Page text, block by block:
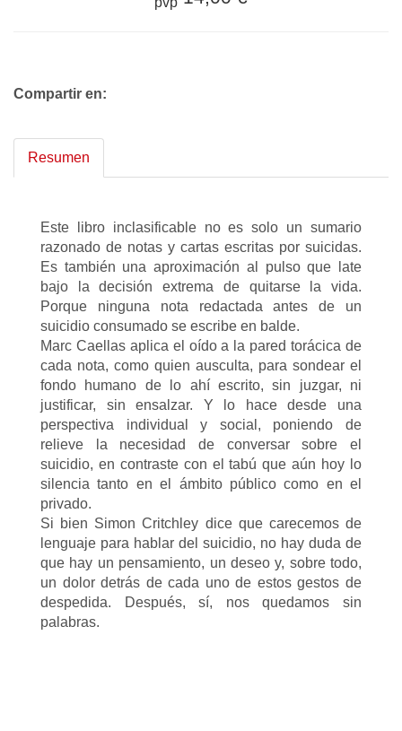
Compartir en:
Resumen
Este libro inclasificable no es solo un sumario
razonado de notas y cartas escritas por suicidas.
Es también una aproximación al pulso que late
bajo la decisión extrema de quitarse la vida.
Porque ninguna nota redactada antes de un
suicidio consumado se escribe en balde.
Marc Caellas aplica el oído a la pared torácica de
cada nota, como quien ausculta, para sondear el
fondo humano de lo ahí escrito, sin juzgar, ni
justificar, sin ensalzar. Y lo hace desde una
perspectiva individual y social, poniendo de
relieve la necesidad de conversar sobre el
suicidio, en contraste con el tabú que aún hoy lo
silencia tanto en el ámbito público como en el
privado.
Si bien Simon Critchley dice que carecemos de
lenguaje para hablar del suicidio, no hay duda de
que hay un pensamiento, un deseo y, sobre todo,
un dolor detrás de cada uno de estos gestos de
despedida. Después, sí, nos quedamos sin
palabras.